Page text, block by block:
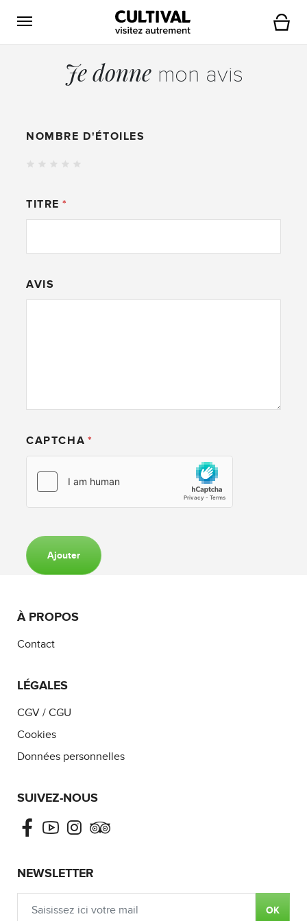
Ouvrir la navigation Panier
Je donnemon avis
NOMBRE D'ÉTOILES
TITRE
AVIS
CAPTCHA
Ajouter
À PROPOS
Contact
LÉGALES
CGV / CGU
Cookies
Données personnelles
SUIVEZ-NOUS
FacebookYoutubeInstagramTripadvisor
NEWSLETTER
OK